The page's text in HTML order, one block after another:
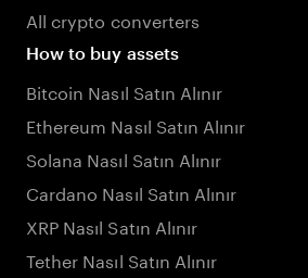
All crypto converters
How to buy assets
Bitcoin Nasıl Satın Alınır
Ethereum Nasıl Satın Alınır
Solana Nasıl Satın Alınır
Cardano Nasıl Satın Alınır
XRP Nasıl Satın Alınır
Tether Nasıl Satın Alınır